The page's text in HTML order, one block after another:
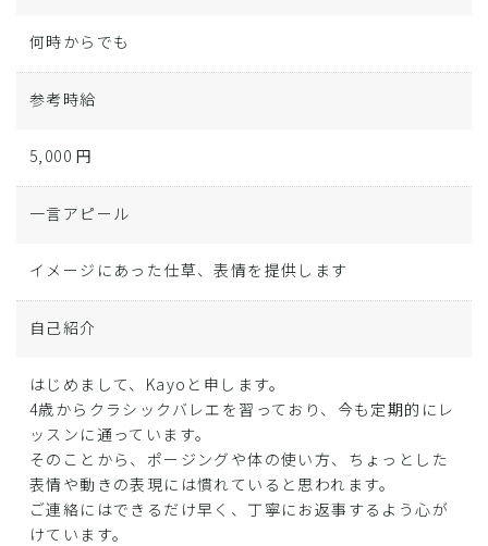
何時からでも
参考時給
5,000 円
一言アピール
イメージにあった仕草、表情を提供します
自己紹介
はじめまして、Kayoと申します。
4歳からクラシックバレエを習っており、今も定期的にレ
ッスンに通っています。
そのことから、ポージングや体の使い方、ちょっとした
表情や動きの表現には慣れていると思われます。
ご連絡にはできるだけ早く、丁寧にお返事するよう心が
けています。